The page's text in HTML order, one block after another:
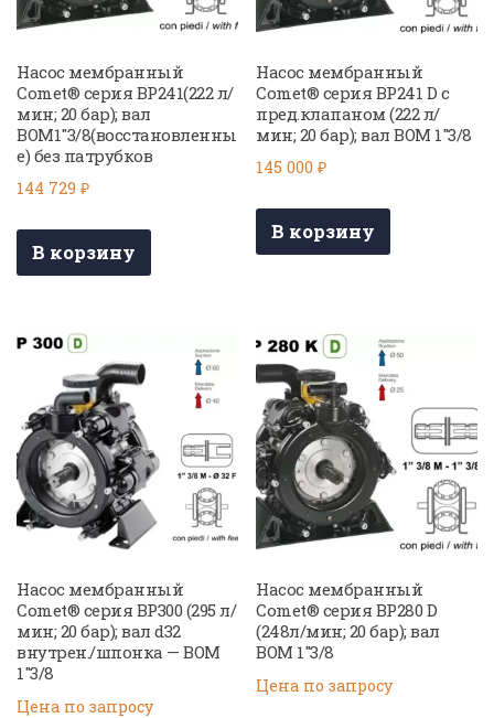
Насос мембранный
Comet® серия BP241(222 л/
мин; 20 бар); вал
ВОМ1″3/8(восстановленны
е) без патрубков
144 729 ₽
В корзину
Насос мембранный
Comet® серия BP241 D с
пред.клапаном (222 л/
мин; 20 бар); вал ВОМ 1″3/8
145 000₽
В корзину
Насос мембранный
Comet® серия BP300 (295 л/
мин; 20 бар); вал d32
внутрен./шпонка — ВОМ
1″3/8
Цена по запросу
Насос мембранный
Comet® серия BP280 D
(248л/мин; 20 бар); вал
ВОМ 1″3/8
Цена по запросу